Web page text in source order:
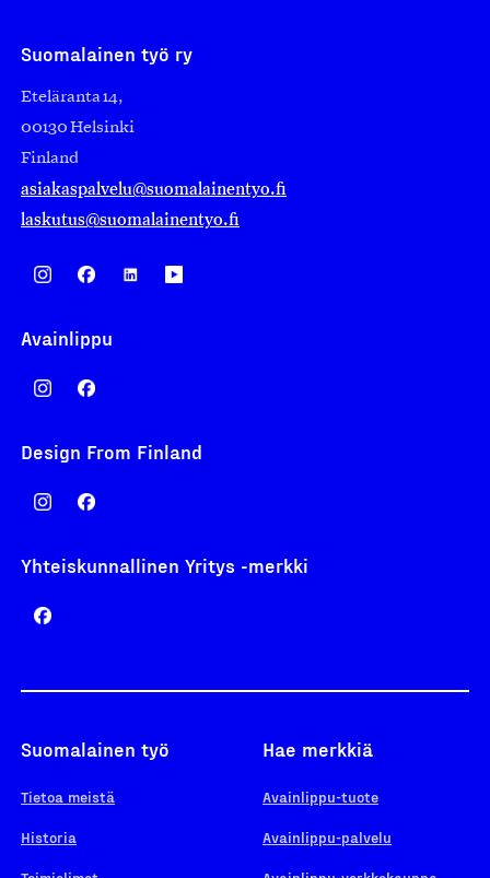
Suomalainen työ ry
Eteläranta 14,
00130 Helsinki
Finland
asiakaspalvelu@suomalainentyo.fi
laskutus@suomalainentyo.fi
Avainlippu
Design From Finland
Yhteiskunnallinen Yritys -merkki
Suomalainen työ
Tietoa meistä
Historia
Hae merkkiä
Avainlippu-tuote
Avainlippu-palvelu